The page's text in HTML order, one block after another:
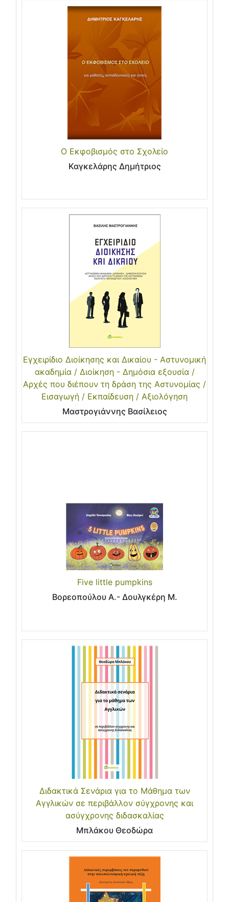
Ο Εκφοβισμός στο Σχολείο
Καγκελάρης Δημήτριος
Εγχειρίδιο Διοίκησης και Δικαίου - Αστυνομική
ακαδημία / Διοίκηση - Δημόσια εξουσία /
Αρχές που διέπουν τη δράση της Αστυνομίας /
Εισαγωγή / Εκπαίδευση / Αξιολόγηση
Μαστρογιάννης Βασίλειος
Five little pumpkins
Βορεοπούλου Α.- Δουλγκέρη Μ.
Διδακτικά Σενάρια για το Μάθημα των
Αγγλικών σε περιβάλλον σύγχρονης και
ασύγχρονης διδασκαλίας
Μπλάκου Θεοδώρα